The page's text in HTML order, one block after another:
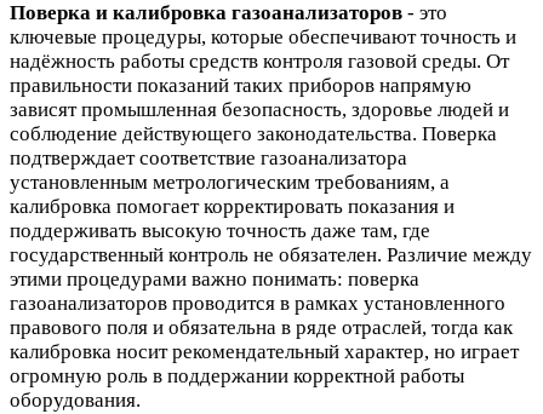
Поверка и калибровка газоанализаторов - это
ключевые процедуры, которые обеспечивают точность и
надёжность работы средств контроля газовой среды. От
правильности показаний таких приборов напрямую
зависят промышленная безопасность, здоровье людей и
соблюдение действующего законодательства. Поверка
подтверждает соответствие газоанализатора
установленным метрологическим требованиям, а
калибровка помогает корректировать показания и
поддерживать высокую точность даже там, где
государственный контроль не обязателен. Различие между
этими процедурами важно понимать: поверка
газоанализаторов проводится в рамках установленного
правового поля и обязательна в ряде отраслей, тогда как
калибровка носит рекомендательный характер, но играет
огромную роль в поддержании корректной работы
оборудования.